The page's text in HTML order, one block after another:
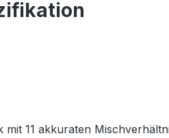
11 akkuraten